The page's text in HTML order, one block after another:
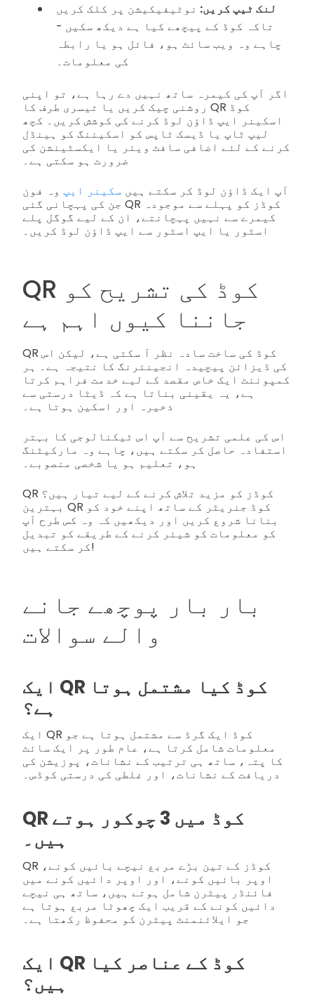
لنک ٹیپ کریں: نوٹیفیکیشن پر کلک کریں
تاکہ کوڈ کے پیچھے کیا ہے دیکھ سکیں -
چاہے وہ ویب سائٹ ہو، فائل ہو یا رابطہ
کی معلومات۔
اگر آپ کی کیمرہ ساتھ نہیں دے رہا ہے، تو اپنی
روشنی چیک کریں یا تیسری طرف کا QR کوڈ
اسکینر ایپ ڈاؤن لوڈ کرنے کی کوشش کریں۔ کچھ
لیپ ٹاپ یا ڈیسک ٹاپس کو اسکیننگ کو ہینڈل
کرنے کے لئے اضافی سافٹ ویئر یا ایکسٹینشن کی
ضرورت ہو سکتی ہے۔
آپ ایک ڈاؤن لوڈ کر سکتے ہیں سکینر ایپ وہ فون
جن کی پہچانی گئی QR کوڈز کو پہلے سے موجودہ
کیمرے سے نہیں پہچانتے، ان کے لیے گوگل پلے
اسٹور یا ایپ اسٹور سے ایپ ڈاؤن لوڈ کریں۔
QR کوڈ کی تشریح کو
جاننا کیوں اہم ہے
QR کوڈ کی ساخت سادہ نظر آ سکتی ہے، لیکن اس
کی ڈیزائن پیچیدہ انجینئرنگ کا نتیجہ ہے۔ ہر
کمپوننٹ ایک خاص مقصد کے لیے خدمت فراہم کرتا
ہے، یہ یقینی بناتا ہے کہ ڈیٹا درستی سے
ذخیرہ اور اسکین ہوتا ہے۔
اس کی علمی تشریح سے آپ اس ٹیکنالوجی کا بہتر
استفادہ حاصل کر سکتے ہیں، چاہے وہ مارکیٹنگ
ہو، تعلیم ہو یا شخصی منصوبے۔
QR کوڈز کو مزید تلاش کرنے کے لیے تیار ہیں؟
بہترین QR کوڈ جنریٹر کے ساتھ اپنے خود کو
بنانا شروع کریں اور دیکھیں کہ وہ کس طرح آپ
کو معلومات کو شیئر کرنے کے طریقے کو تبدیل
کر سکتے ہیں!
بار بار پوچھے جانے
والے سوالات
ایک QR کوڈ کیا مشتمل ہوتا
ہے؟
ایک QR کوڈ ایک گرڈ سے مشتمل ہوتا ہے جو
معلومات شامل کرتا ہے، عام طور پر ایک سائٹ
کا پتہ، ساتھ ہی ترتیب کے نشانات، پوزیشن کی
دریافت کے نشانات، اور غلطی کی درستی کوڈس۔
QR کوڈ میں 3 چوکور ہوتے
ہیں۔
QR کوڈز کے تین بڑے مربع نیچے بائیں کونے،
اوپر بائیں کونے، اور اوپر دائیں کونے میں
فائنڈر پیٹرن شامل ہوتے ہیں، ساتھ ہی نیچے
دائیں کونے کے قریب ایک چھوٹا مربع ہوتا ہے
جو ایلائنمنٹ پیٹرن کو محفوظ رکھتا ہے۔
ایک QR کوڈ کے عناصر کیا
ہیں؟